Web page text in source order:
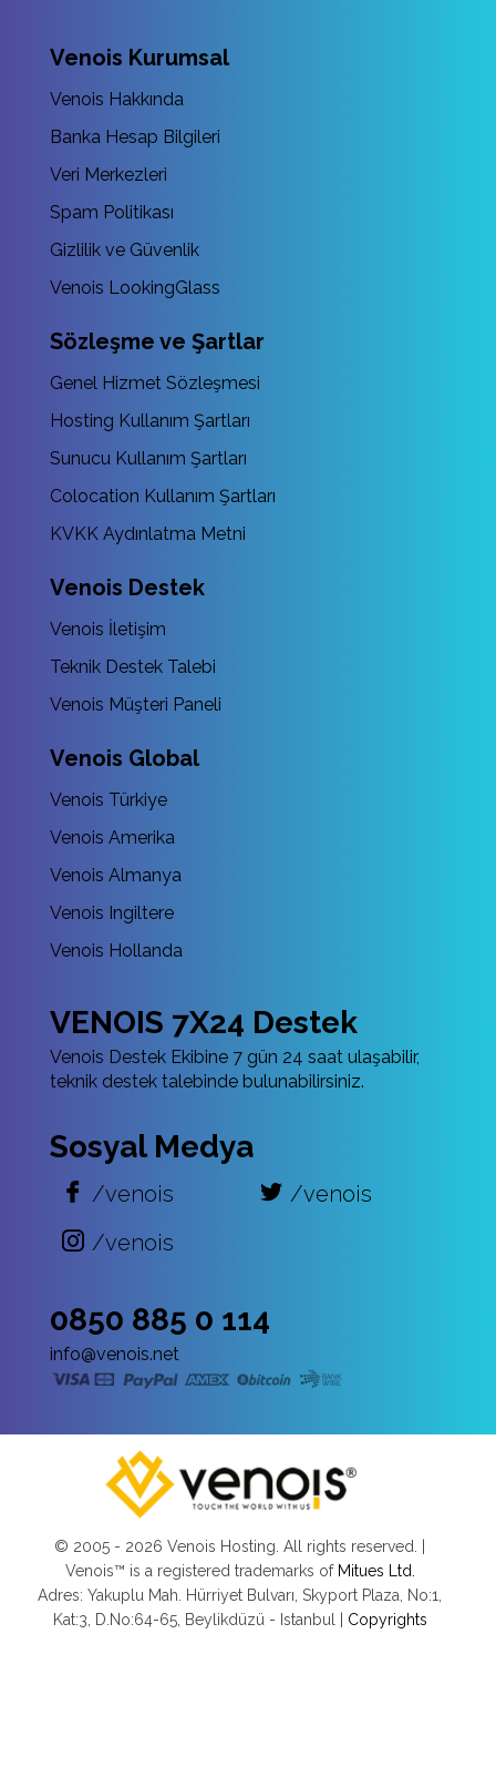
Venois Kurumsal
Venois Hakkında
Banka Hesap Bilgileri
Veri Merkezleri
Spam Politikası
Gizlilik ve Güvenlik
Venois LookingGlass
Sözleşme ve Şartlar
Genel Hizmet Sözleşmesi
Hosting Kullanım Şartları
Sunucu Kullanım Şartları
Colocation Kullanım Şartları
KVKK Aydınlatma Metni
Venois Destek
Venois İletişim
Teknik Destek Talebi
Venois Müşteri Paneli
Venois Global
Venois Türkiye
Venois Amerika
Venois Almanya
Venois Ingiltere
Venois Hollanda
VENOIS 7X24 Destek
Venois Destek Ekibine 7 gün 24 saat ulaşabilir,
teknik destek talebinde bulunabilirsiniz.
Sosyal Medya
/venois
/venois
/venois
0850 885 0 114
info@venois.net
© 2005 - 2026 Venois Hosting. All rights reserved. |
Venois™ is a registered trademarks of Mitues Ltd.
Adres: Yakuplu Mah. Hürriyet Bulvarı, Skyport Plaza, No:1,
Kat:3, D.No:64-65, Beylikdüzü - Istanbul | Copyrights